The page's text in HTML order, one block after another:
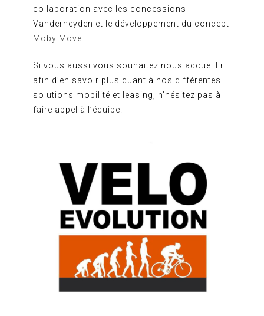
collaboration avec les concessions
Vanderheyden et le développement du concept
Moby Move
Si vous aussi vous souhaitez nous accueillir
afin d’en savoir plus quant à nos différentes
solutions mobilité et leasing, n’hésitez pas à
faire appel à l’équipe.